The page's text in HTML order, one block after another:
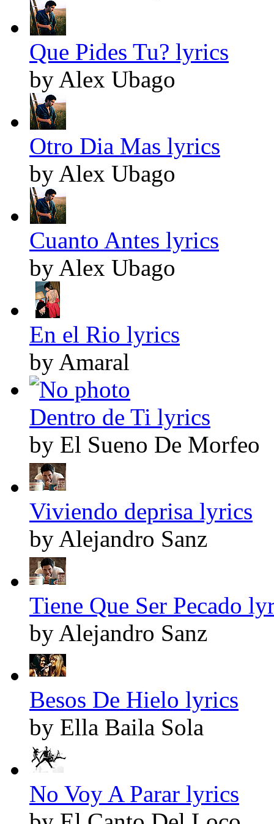
Que Pides Tu? lyrics
by Alex Ubago
Otro Dia Mas lyrics
by Alex Ubago
Cuanto Antes lyrics
by Alex Ubago
En el Rio lyrics
by Amaral
Dentro de Ti lyrics
by El Sueno De Morfeo
Viviendo deprisa lyrics
by Alejandro Sanz
Tiene Que Ser Pecado
by Alejandro Sanz
Besos De Hielo lyrics
by Ella Baila Sola
No Voy A Parar lyrics